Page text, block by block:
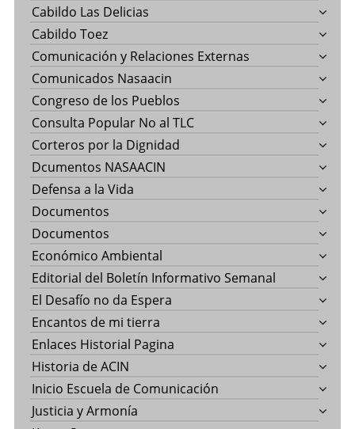
Cabildo Las Delicias
Cabildo Toez
Comunicación y Relaciones Externas
Comunicados Nasaacin
Congreso de los Pueblos
Consulta Popular No al TLC
Corteros por la Dignidad
Dcumentos NASAACIN
Defensa a la Vida
Documentos
Documentos
Económico Ambiental
Editorial del Boletín Informativo Semanal
El Desafío no da Espera
Encantos de mi tierra
Enlaces Historial Pagina
Historia de ACIN
Inicio Escuela de Comunicación
Justicia y Armonía